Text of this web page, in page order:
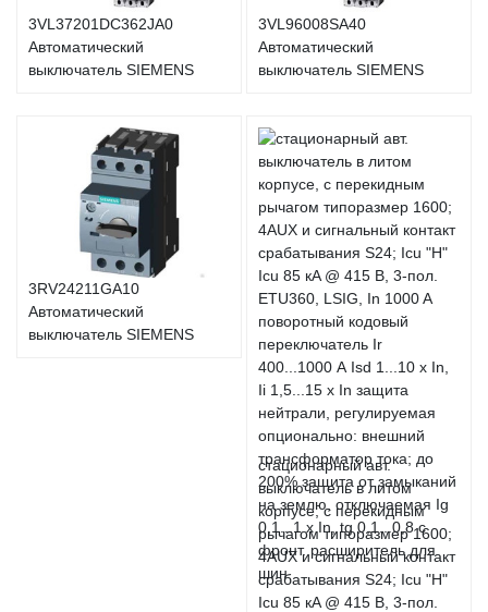
3VL37201DC362JA0
Автоматический
выключатель SIEMENS
3VL96008SA40
Автоматический
выключатель SIEMENS
3RV24211GA10
Автоматический
выключатель SIEMENS
стационарный авт.
выключатель в литом
корпусе, с перекидным
рычагом типоразмер 1600;
4AUX и сигнальный контакт
срабатывания S24; Icu "H"
Icu 85 кA @ 415 В, 3-пол.